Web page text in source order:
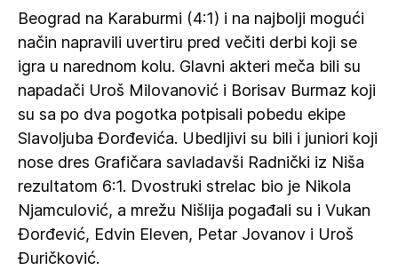
Beograd na Karaburmi (4:1) i na najbolji mogući
način napravili uvertiru pred večiti derbi koji se
igra u narednom kolu. Glavni akteri meča bili su
napadači Uroš Milovanović i Borisav Burmaz koji
su sa po dva pogotka potpisali pobedu ekipe
Slavoljuba Đorđevića. Ubedljivi su bili i juniori koji
nose dres Grafičara savladavši Radnički iz Niša
rezultatom 6:1. Dvostruki strelac bio je Nikola
Njamculović, a mrežu Nišlija pogađali su i Vukan
Đorđević, Edvin Eleven, Petar Jovanov i Uroš
Đuričković.